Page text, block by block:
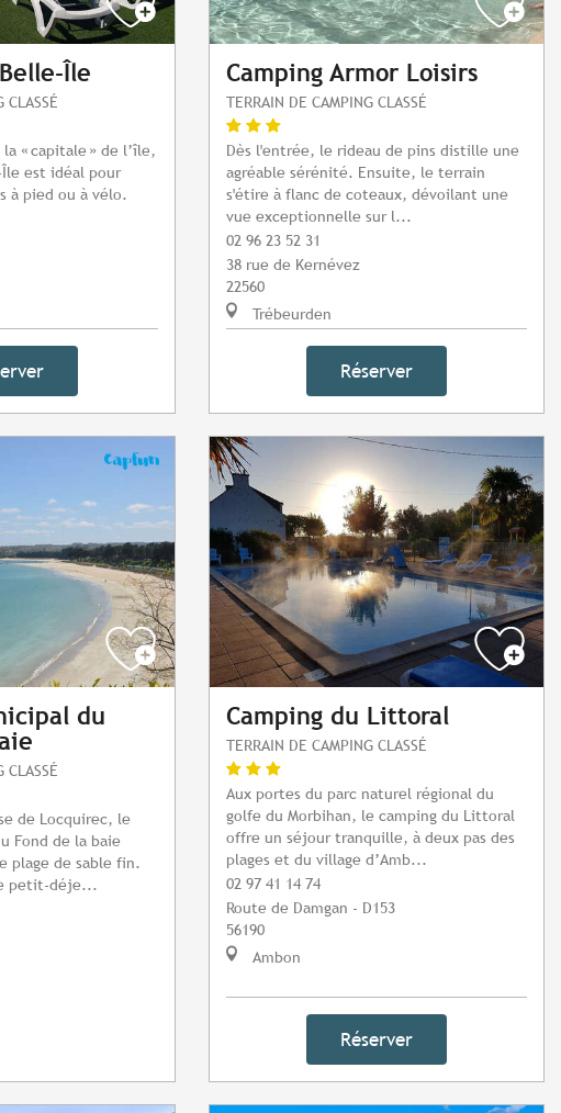
Île
CLASSÉ
« capitale » de l’île,
est idéal pour
à pied ou à vélo.
Camping Armor Loisirs
TERRAIN DE CAMPING CLASSÉ
Dès l'entrée, le rideau de pins distille une
agréable sérénité. Ensuite, le terrain
s'étire à flanc de coteaux, dévoilant une
vue exceptionnelle sur l...
02 96 23 52 31
38 rue de Kernévez
22560
Trébeurden
Réserver
du
CLASSÉ
de Locquirec, le
Fond de la baie
plage de sable fin.
petit-déje...
Camping du Littoral
TERRAIN DE CAMPING CLASSÉ
Aux portes du parc naturel régional du
golfe du Morbihan, le camping du Littoral
offre un séjour tranquille, à deux pas des
plages et du village d’Amb...
02 97 41 14 74
Route de Damgan - D153
56190
Ambon
Réserver